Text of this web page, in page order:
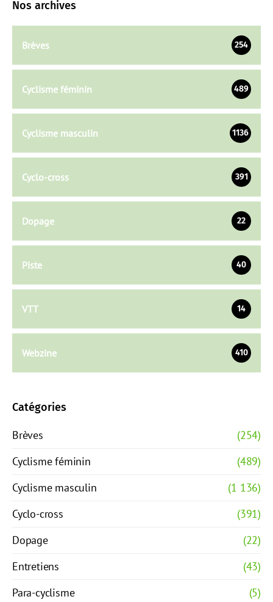
Nos archives
Brèves 254
Cyclisme féminin 489
Cyclisme masculin 1136
Cyclo-cross 391
Dopage 22
Piste 40
VTT 14
Webzine 410
Catégories
Brèves
(254)
Cyclisme féminin
(489)
Cyclisme masculin
(1 136)
Cyclo-cross
(391)
Dopage
(22)
Entretiens
(43)
Para-cyclisme
(5)